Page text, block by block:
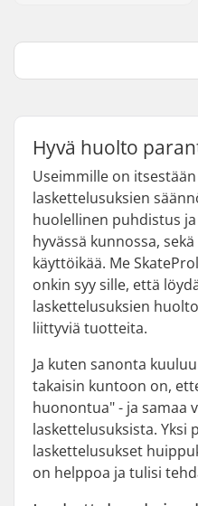
Hyvä huolto
Useimmille on
laskettelusuksien
huolellinen puhdistus
hyvässä kunnossa,
käyttöikää. Me
onkin syy sille, että
laskettelusuksien
liittyviä tuotteita.
Ja kuten sanonta
takaisin kuntoon on,
huonontua" - ja samaa
laskettelusuksista. Yksi
laskettelusukset
on helppoa ja tulisi